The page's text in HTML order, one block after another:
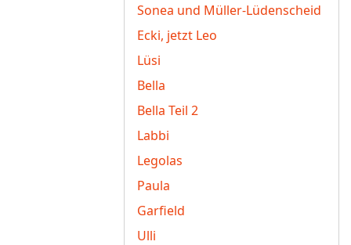
Sonea und Müller-Lüdenscheid
Ecki, jetzt Leo
Lüsi
Bella
Bella Teil 2
Labbi
Legolas
Paula
Garfield
Ulli